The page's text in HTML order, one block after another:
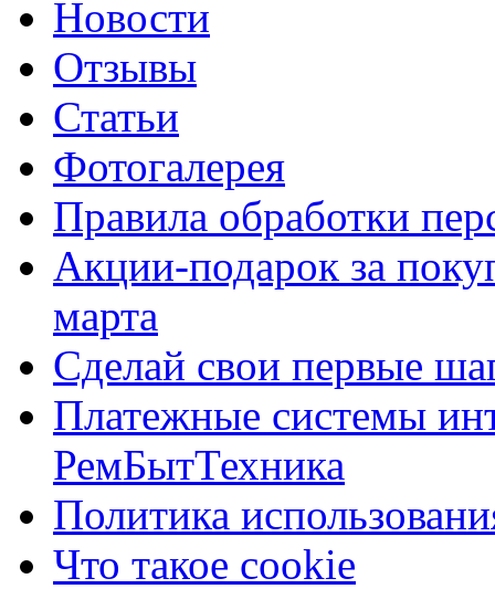
Новости
Отзывы
Статьи
Фотогалерея
Правила обработки
Акции-подарок за
марта
Сделай свои первые
Платежные системы
РемБытТехника
Политика
Что такое cookie